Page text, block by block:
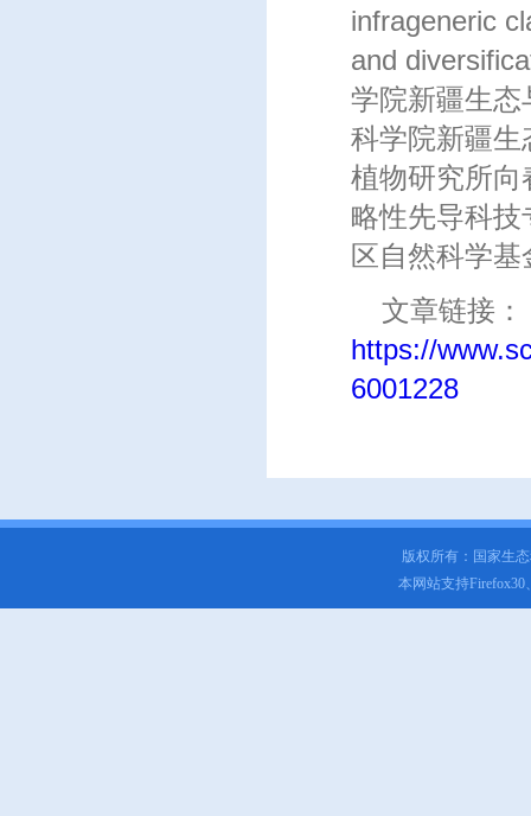
infrageneric
and
学院新疆生态
科学院新疆生
植物研究所向
略性先导科
区自然科学基
文章链接：
https://
6001228
版权所有：国家生
本网站支持